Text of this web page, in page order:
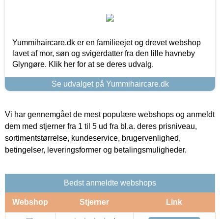
Yummihaircare.dk er en familieejet og drevet webshop
lavet af mor, søn og svigerdatter fra den lille havneby
Glyngøre. Klik her for at se deres udvalg.
Se udvalget på Yummihaircare.dk
Vi har gennemgået de mest populære webshops og anmeldt
dem med stjerner fra 1 til 5 ud fra bl.a. deres prisniveau,
sortimentstørrelse, kundeservice, brugervenlighed,
betingelser, leveringsformer og betalingsmuligheder.
Bedst anmeldte webshops
Webshop Stjerner Link